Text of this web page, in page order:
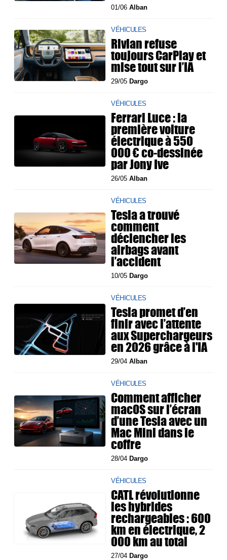
01/06Alban
VÉHICULES
Rivian refuse
toujours CarPlay et
mise tout sur l’IA
29/05Dargo
VÉHICULES
Ferrari Luce : la
première voiture
électrique à 550
000 € co-dessinée
par Jony Ive
26/05Alban
VÉHICULES
Tesla a trouvé
comment
déclencher les
airbags avant
l’accident
10/05Dargo
VÉHICULES
Tesla promet d’en
finir avec l’attente
aux Superchargeurs
en 2026 grâce à l'IA
29/04Alban
VÉHICULES
Comment afficher
macOS sur l’écran
d’une Tesla avec un
Mac Mini dans le
coffre
28/04Dargo
VÉHICULES
CATL révolutionne
les hybrides
rechargeables : 600
km en électrique, 2
000 km au total
27/04Dargo